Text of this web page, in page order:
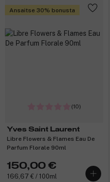
Ansaitse 30% bonusta
(10)
Yves Saint Laurent
Libre Flowers & Flames Eau De
Parfum Florale 90ml
150,00 €
166,67 € / 100ml